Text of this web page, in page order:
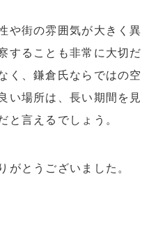
や街の雰囲気が大きく異
することも非常に大切だ
く、鎌倉氏ならではの空
い場所は、長い期間を見
と言えるでしょう。
がとうございました。